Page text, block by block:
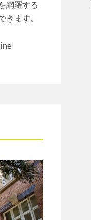
網羅する
きます。